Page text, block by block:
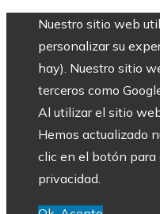
Nuestro sitio web
personalizar su
hay). Nuestro sitio
terceros como
Al utilizar el sitio
Hemos actualizado
clic en el botón
privacidad.